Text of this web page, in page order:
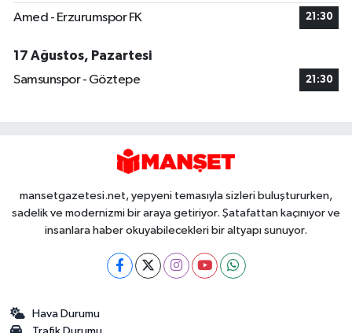
Amed - Erzurumspor FK 21:30
17 Ağustos, Pazartesi
Samsunspor - Göztepe
21:30
mansetgazetesi.net, yepyeni temasıyla sizleri buluştururken,
sadelik ve modernizmi bir araya getiriyor. Şatafattan kaçınıyor ve
insanlara haber okuyabilecekleri bir altyapı sunuyor.
Hava Durumu
Trafik Durumu